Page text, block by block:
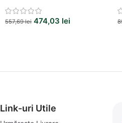
557,69lei 474,03 lei
Link-uri Utile